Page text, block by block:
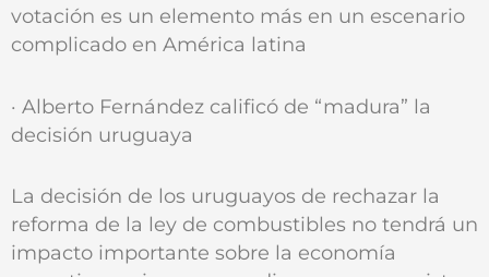
votación es un elemento más en un escenario
complicado en América latina
· Alberto Fernández calificó de “madura” la
decisión uruguaya
La decisión de los uruguayos de rechazar la
reforma de la ley de combustibles no tendrá un
impacto importante sobre la economía